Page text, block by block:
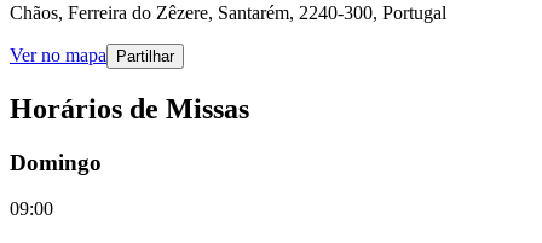
Chãos, Ferreira do Zêzere, Santarém, 2240-300, Portugal
Ver no mapa Partilhar
Horários de Missas
Domingo
09:00